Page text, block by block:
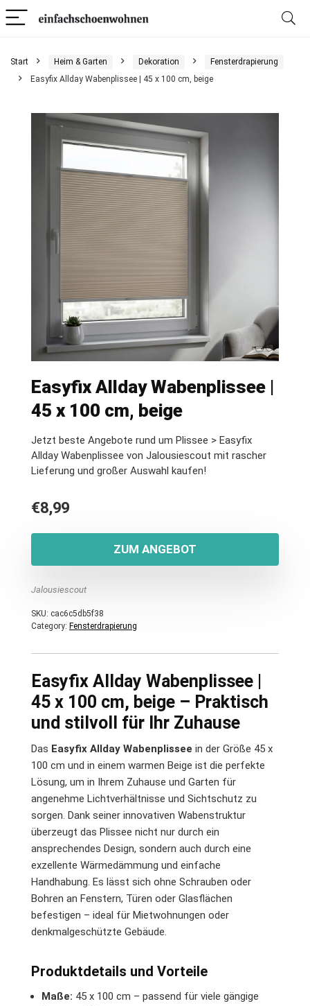
Start Heim & Garten Dekoration
Fensterdrapierung
Easyfix Allday Wabenplissee | 45 x 100 cm, beige
Easyfix Allday Wabenplissee |
45 x 100 cm, beige
Jetzt beste Angebote rund um Plissee > Easyfix
Allday Wabenplissee von Jalousiescout mit rascher
Lieferung und großer Auswahl kaufen!
€8,99
ZUM ANGEBOT
Jalousiescout
SKU: cac6c5db5f38
Category: Fensterdrapierung
Easyfix Allday Wabenplissee |
45 x 100 cm, beige – Praktisch
und stilvoll für Ihr Zuhause
Das Easyfix Allday Wabenplissee in der Größe 45 x
100 cm und in einem warmen Beige ist die perfekte
Lösung, um in Ihrem Zuhause und Garten für
angenehme Lichtverhältnisse und Sichtschutz zu
sorgen. Dank seiner innovativen Wabenstruktur
überzeugt das Plissee nicht nur durch ein
ansprechendes Design, sondern auch durch eine
exzellente Wärmedämmung und einfache
Handhabung. Es lässt sich ohne Schrauben oder
Bohren an Fenstern, Türen oder Glasflächen
befestigen – ideal für Mietwohnungen oder
denkmalgeschützte Gebäude.
Produktdetails und Vorteile
Maße: 45 x 100 cm – passend für viele gängige